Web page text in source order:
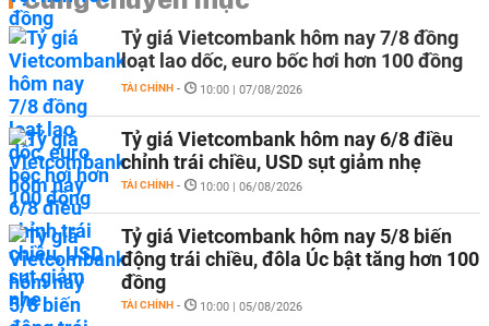
Tỷ giá Vietcombank hôm nay 7/8 đồng
loạt lao dốc, euro bốc hơi hơn 100 đồng
TÀI CHÍNH - 10:00 | 07/08/2026
Tỷ giá Vietcombank hôm nay 6/8 điều
chỉnh trái chiều, USD sụt giảm nhẹ
TÀI CHÍNH - 10:00 | 06/08/2026
Tỷ giá Vietcombank hôm nay 5/8 biến
động trái chiều, đôla Úc bật tăng hơn 100
đồng
TÀI CHÍNH - 10:00 | 05/08/2026